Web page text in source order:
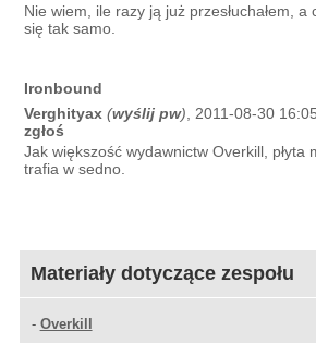
Nie wiem, ile razy ją już przesłuchałem, a
się tak samo.
Ironbound
Verghityax (wyślij pw) , 2011-08-30
zgłoś
Jak większość wydawnictw Overkill, płyta
trafia w sedno.
Materiały dotyczące zespołu
- Overkill